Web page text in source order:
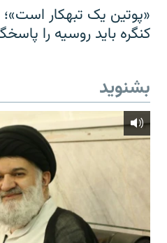
«پوتین یک تبهکار
کنگره باید روسیه را
بشنوید